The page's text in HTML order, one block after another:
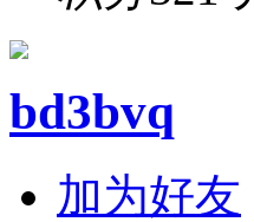
bd3bvq
加为好友